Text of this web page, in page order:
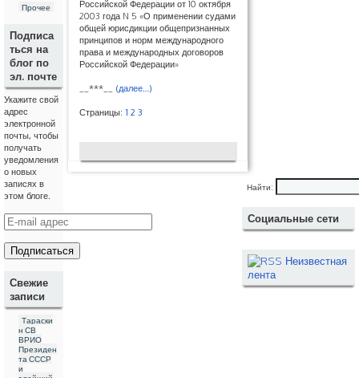
Прочее
Подписа
ться на
блог по
эл. почте
Укажите свой
адрес
электронной
почты, чтобы
получать
уведомления
о новых
записях в
этом блоге.
E
-
m
a
Свежие
записи
Тараски
н СВ
ВРИО
Президен
та СССР
и
Российской Федерации от 10 октября
2003 года N 5 «О применении судами
общей юрисдикции общепризнанных
принципов и норм международного
права и международных договоров
Российской Федерации»
__***__ (далее…)
Страницы: 1 2 3
Найти:
Социальные сети
Неизвестная
лента